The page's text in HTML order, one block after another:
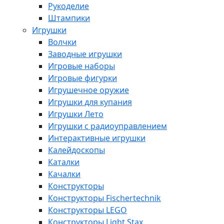
Рукоделие
Штампики
Игрушки
Волчки
Заводные игрушки
Игровые наборы
Игровые фигурки
Игрушечное оружие
Игрушки для купания
Игрушки Лето
Игрушки с радиоуправлением
Интерактивные игрушки
Калейдоскопы
Каталки
Качалки
Конструкторы
Конструкторы Fisсhertechnik
Конструкторы LEGO